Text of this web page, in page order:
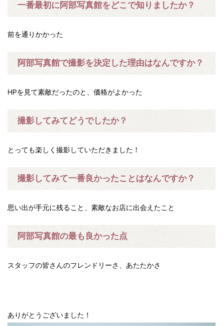
一番最初に阿部写真館をどこで知りましたか？
前を通りかかった
阿部写真館で撮影を決定した理由はなんですか？
HPを見て素敵だったのと、価格がよかった
撮影してみてどうでしたか？
とっても楽しく撮影していただきました！
撮影してみて一番良かったことはなんですか？
思い出が手元に残ること、素敵なお店に出会えたこと
阿部写真館の最も良かった点
スタッフの皆さんのフレンドリーさ、あたたかさ
ありがとうございました！